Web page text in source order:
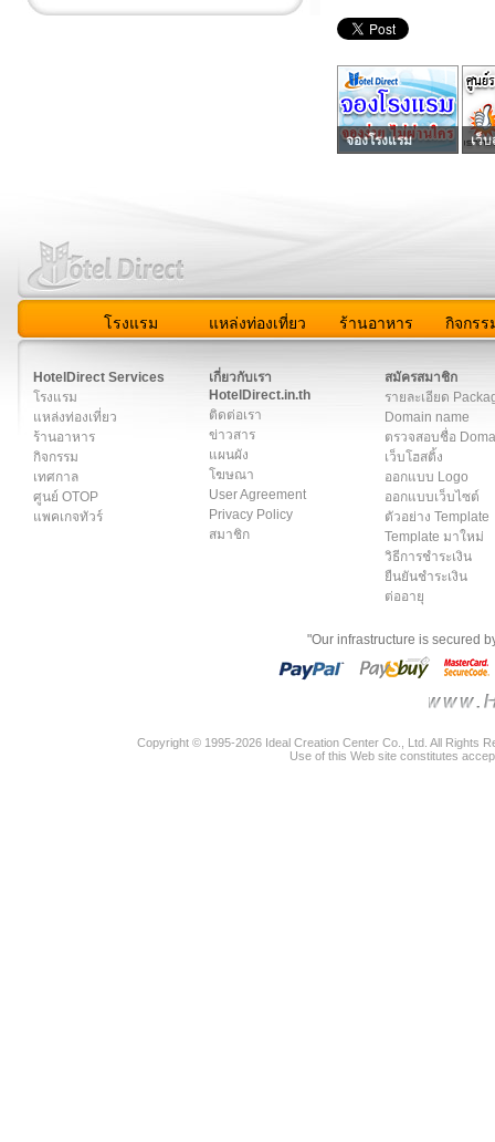
จองโรงแรม เว็บ
โรงแรม แหล่งท่องเที่ยว ร้านอาหาร กิจกรร
HotelDirect Services
โรงแรม
แหล่งท่องเที่ยว
ร้านอาหาร
กิจกรรม
เทศกาล
ศูนย์ OTOP
แพคเกจทัวร์
เกี่ยวกับเรา
HotelDirect.in.th
ติดต่อเรา
ข่าวสาร
แผนผัง
โฆษณา
User Agreement
Privacy Policy
สมาชิก
สมัครสมาชิก
รายละเอียด
Domain name
ตรวจสอบชื่อ
เว็บโฮสติ้ง
ออกแบบ Logo
ออกแบบเว็บไซต์
ตัวอย่าง Template
Template มาใหม่
วิธีการชำระเงิน
ยืนยันชำระเงิน
ต่ออายุ
"Our infrastructure is secured
Copyright © 1995-2026 Ideal Creation Center Co., Ltd. All Rights
Use of this Web site constitutes